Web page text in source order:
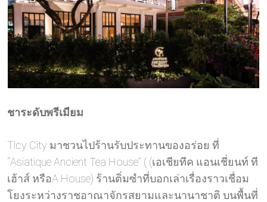
ชาระดับพรีเมียม
Ticy City มาชวนไปร้านรับประทานของอร่อย ที่
“Asiatique Ancient Tea House” ( (เอเชียทีค แอนเชี่ยนท์ ที
เฮ้าส์ หรือA House) ร้านติ่มซำที่บอกเล่าเรื่องราวเชื่อม
โยงระหว่างราชอาณาจักรสยามและนานาชาติ บนพื้นที่